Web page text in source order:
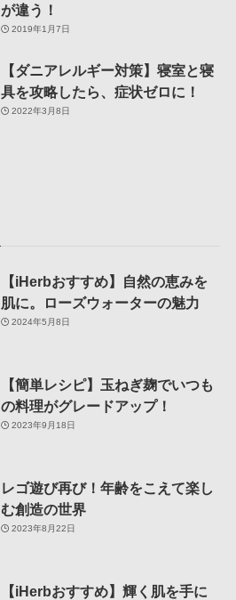
が違う！
2019年1月7日
【ダニアレルギー対策】寝室と寝
具を攻略したら、症状ゼロに！
2022年3月8日
【iHerbおすすめ】自然の恵みを
肌に。ローズウォーターの魅力
2024年5月8日
【簡単レシピ】玉ねぎ麹でいつも
の料理がグレードアップ！
2023年9月18日
レゴ遊び再び！年齢をこえて楽し
む創造の世界
2023年8月22日
【iHerbおすすめ】輝く肌を手に